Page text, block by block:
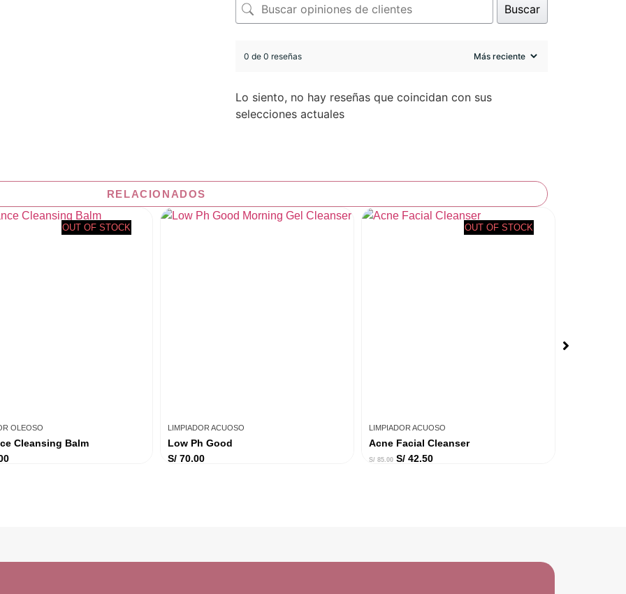
Buscar
0 de 0 reseñas
Lo siento, no hay reseñas que coincidan con sus
selecciones actuales
RELACIONADOS
OUT OF STOCK
OLEOSO
Cleansing Balm
LIMPIADOR ACUOSO
Low Ph Good
S/ 70.00
OUT OF STOCK
LIMPIADOR ACUOSO
Acne Facial Cleanser
S/ 85.00 S/ 42.50